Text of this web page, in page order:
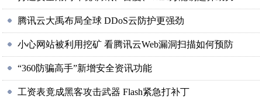
腾讯云大禹布局全球 DDoS云防护更强劲
小心网站被利用挖矿 看腾讯云Web漏洞扫描如何预防
“360防骗高手”新增安全资讯功能
工资表竟成黑客攻击武器 Flash紧急打补丁